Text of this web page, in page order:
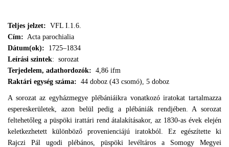
Teljes jelzet: VFL I.1.6.
Cím: Acta parochialia
Dátum(ok): 1725–1834
Leírási szintek: sorozat
Terjedelem, adathordozók: 4,86 ifm
Raktári egység száma: 44 doboz (43 csomó), 5 doboz
A sorozat az egyházmegye plébániáikra vonatkozó iratokat tartalmazza
espereskerületek, azon belül pedig a plébániák rendjében. A sorozat
feltehetőleg a püspöki irattári rend átalakításakor, az 1830-as évek elején
keletkezhetett különböző provenienciájú iratokból. Ez egészítette ki
Rajczi Pál ugodi plébános, püspöki levéltáros a Somogy Megyei